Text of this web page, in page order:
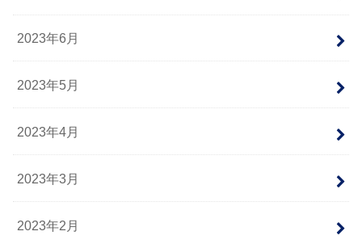
2023年6月
2023年5月
2023年4月
2023年3月
2023年2月